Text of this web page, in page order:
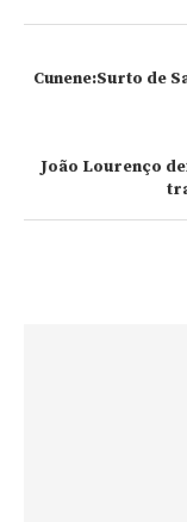
Cunene:Surto de
João Lourenço